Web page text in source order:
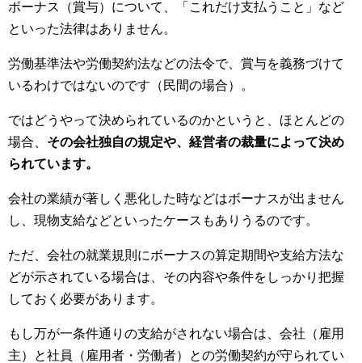
ボーナス（賞与）について、「これだけ支払うこと」など
といった法律はありません。
労働基準法や労働契約法などの法令で、賞与を義務づけて
いるわけではないのです（民間の場合）。
ではどうやって決められているのかというと、ほとんどの
場合、 その会社独自の規定や、経営者の裁量によって決め
られています。
会社の業績が著しく悪化した時などはボーナスが出ません
し、現物支給などといったケースもありうるのです。
ただ、会社の就業規則にボーナスの算定期間や支給方法な
どが示されている場合は、その内容や条件をしっかり把握
しておく必要があります。
もし万が一条件通りの支給がされない場合は、会社（雇用
主）と社員（雇用者・労働者）との労働契約が守られてい